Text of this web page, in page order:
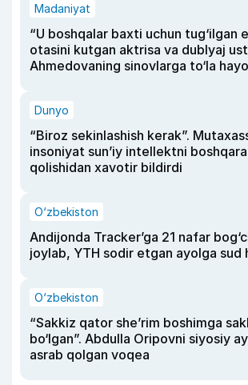
Madaniyat
“U boshqalar baxti uchun tug‘ilgan
otasini kutgan aktrisa va dublyaj
Ahmedovaning sinovlarga to‘la
Dunyo
“Biroz sekinlashish kerak”.
insoniyat sun’iy intellektni
qolishidan xavotir bildirdi
O‘zbekiston
Andijonda Tracker’ga 21 nafar
joylab, YTH sodir etgan ayolga sud
O‘zbekiston
“Sakkiz qator she’rim boshimga
bo‘lgan”. Abdulla Oripovni siyosiy
asrab qolgan voqea